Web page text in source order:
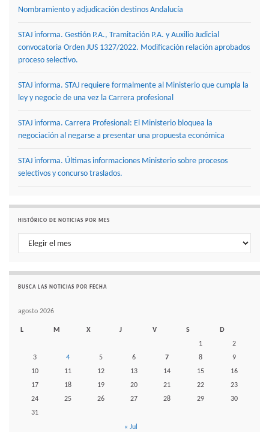
Nombramiento y adjudicación destinos Andalucía
STAJ informa. Gestión P.A., Tramitación P.A. y Auxilio Judicial
convocatoria Orden JUS 1327/2022. Modificación relación aprobados
proceso selectivo.
STAJ informa. STAJ requiere formalmente al Ministerio que cumpla la
ley y negocie de una vez la Carrera profesional
STAJ informa. Carrera Profesional: El Ministerio bloquea la
negociación al negarse a presentar una propuesta económica
STAJ informa. Últimas informaciones Ministerio sobre procesos
selectivos y concurso traslados.
HISTÓRICO DE NOTICIAS POR MES
Histórico de noticias por mes
BUSCA LAS NOTICIAS POR FECHA
agosto 2026
L M X J V S
D
1
2
3
4 5 6 7 8
9
10
11 12 13 14 15
16
17
18 19 20 21 22
23
24
25 26 27 28 29
30
31
« Jul